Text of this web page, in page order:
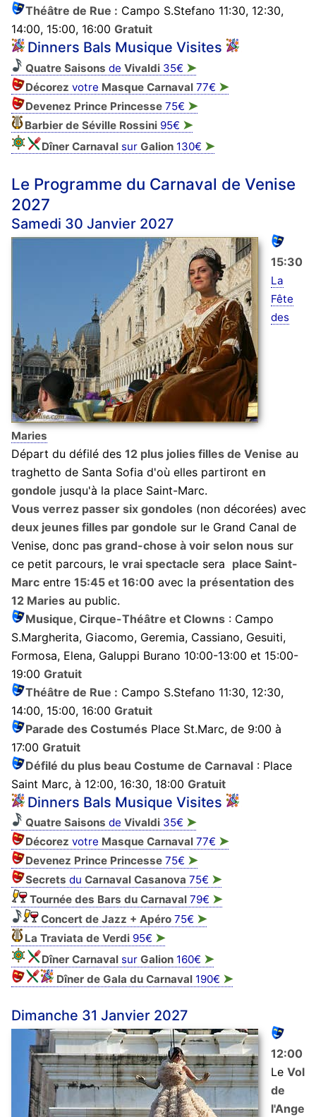
Théâtre de Rue : Campo S.Stefano 11:30, 12:30,
14:00, 15:00, 16:00 Gratuit
Dinners Bals Musique Visites
Quatre Saisons de Vivaldi35€ ➤
Décorez votre Masque Carnaval77€ ➤
Devenez Prince Princesse75€ ➤
Barbier de Séville Rossini95€ ➤
Dîner Carnavalsur Galion130€ ➤
Le Programme du Carnaval de Venise
2027
Samedi 30 Janvier 2027
15:30
La
Fête
des
Maries
Départ du défilé des 12 plus jolies filles de Venise au
traghetto de Santa Sofia d'où elles partiront en
gondole jusqu'à la place Saint-Marc.
Vous verrez passer six gondoles(non décorées) avec
deux jeunes filles par gondole sur le Grand Canal de
Venise, donc pas grand-chose à voir selon noussur
ce petit parcours, le vrai spectacle sera place Saint-
Marcentre 15:45 et 16:00avec la présentation des
12 Mariesau public.
Musique, Cirque-Théâtre et Clowns: Campo
S.Margherita, Giacomo, Geremia, Cassiano, Gesuiti,
Formosa, Elena, Galuppi Burano 10:00-13:00 et 15:00-
19:00 Gratuit
Théâtre de Rue : Campo S.Stefano 11:30, 12:30,
14:00, 15:00, 16:00 Gratuit
Parade des CostumésPlace St.Marc, de 9:00 à
17:00 Gratuit
Défilé du plus beau Costume de Carnaval: Place
Saint Marc, à 12:00, 16:30, 18:00 Gratuit
Dinners Bals Musique Visites
Quatre Saisons de Vivaldi35€ ➤
Décorez votre Masque Carnaval77€ ➤
Devenez Prince Princesse75€ ➤
Secrets du Carnaval Casanova 75€ ➤
Tournée des Bars du Carnaval79€ ➤
Concert de Jazz + Apéro75€ ➤
La Traviata de Verdi95€ ➤
Dîner Carnavalsur Galion160€ ➤
Dîner de Gala du Carnaval190€ ➤
Dimanche 31 Janvier 2027
12:00
LeVol
de
l'Ange